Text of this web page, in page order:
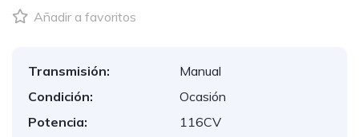
Añadir a favoritos
Transmisión:
Manual
Condición:
Ocasión
Potencia:
116CV